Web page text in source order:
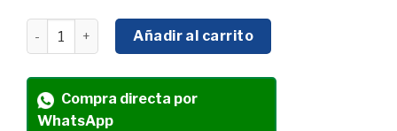
Disco de corte diamantado especial para piedra natural
Añadir al carrito
Compra directa por
WhatsApp